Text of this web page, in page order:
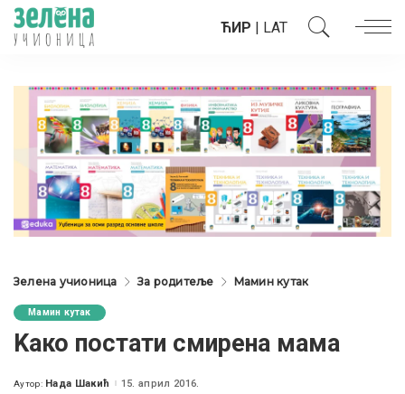
ЋИР | LAT
Зелена учионица За родитеље Мамин кутак
Мамин кутак
Kaко постати смирена мама
Posted
Аутор: Нада Шакић 15. април 2016.